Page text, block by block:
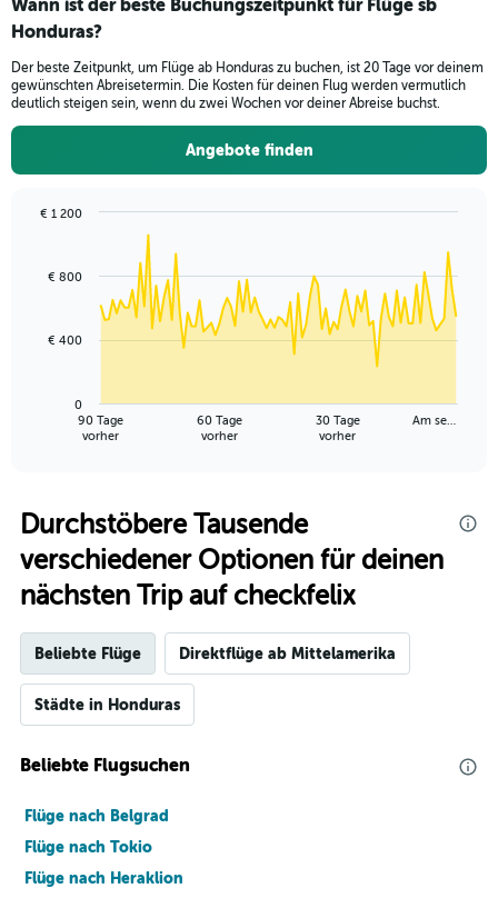
0
to
Wann ist der beste Buchungszeitpunkt für Flüge sb
Honduras?
Der beste Zeitpunkt, um Flüge ab Honduras zu buchen, ist 20 Tage vor deinem
gewünschten Abreisetermin. Die Kosten für deinen Flug werden vermutlich
deutlich steigen sein, wenn du zwei Wochen vor deiner Abreise buchst.
Angebote finden
The
Range:
91
categories.
The
chart
1
Y
axis
displaying
values.
0
1200.
90 Tage
vorher
60 Tage
vorher
30 Tage
vorher
Am se…
0
€ 400
€ 800
€ 1 200
Durchstöbere Tausende
verschiedener Optionen für deinen
nächsten Trip auf checkfelix
Beliebte Flüge Direktflüge ab Mittelamerika
Städte in Honduras
Beliebte Flugsuchen
Flüge nach Belgrad
Flüge nach Tokio
Flüge nach Heraklion